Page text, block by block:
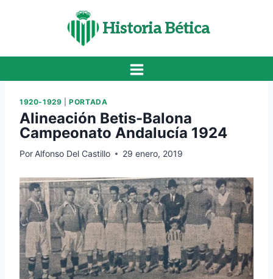
Historia Bética
1920-1929 |PORTADA
Alineación Betis-Balona
Campeonato Andalucía 1924
Por Alfonso Del Castillo 29 enero, 2019